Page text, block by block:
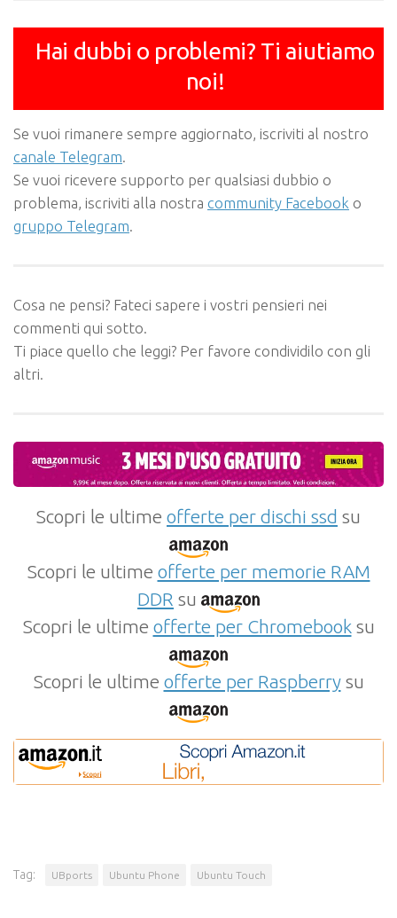
Hai dubbi o problemi? Ti aiutiamo
noi!
Se vuoi rimanere sempre aggiornato, iscriviti al nostro
canale Telegram
Se vuoi ricevere supporto per qualsiasi dubbio o
problema, iscriviti alla nostra community Facebook o
gruppo Telegram
Cosa ne pensi? Fateci sapere i vostri pensieri nei
commenti qui sotto.
Ti piace quello che leggi? Per favore condividilo con gli
altri.
Scopri le ultime offerte per dischi ssd su
Scopri le ultime offerte per memorie RAM
DDR su
Scopri le ultime offerte per Chromebooksu
Scopri le ultime offerte per Raspberrysu
Tag: UBports Ubuntu Phone Ubuntu Touch